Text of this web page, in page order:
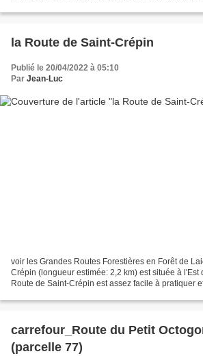
la Route de Saint-Crépin
Publié le 20/04/2022 à 05:10
Par Jean-Luc
voir les Grandes Routes Forestières en Forêt de
Crépin (longueur estimée: 2,2 km) est située à l'Est
Route de Saint-Crépin est assez facile à pratiquer
carrefour_Route du Petit
(parcelle 77)